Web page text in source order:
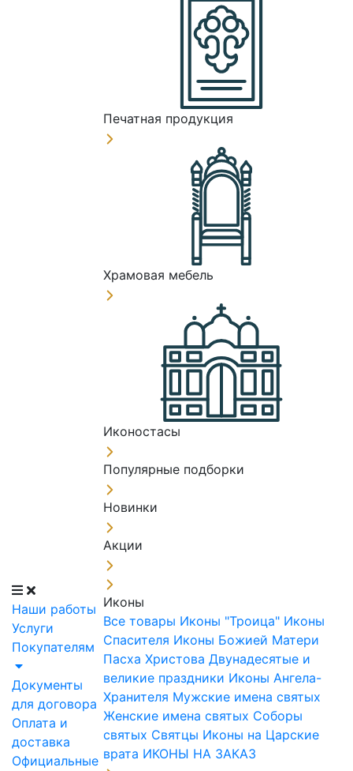
Наши работы
Услуги
Покупателям
Документы
для договора
Оплата и
доставка
Официальные
Печатная продукция
Храмовая мебель
Иконостасы
Популярные подборки
Новинки
Акции
Иконы
Все товары Иконы "Троица" Иконы
Спасителя Иконы Божией Матери
Пасха Христова Двунадесятые и
великие праздники Иконы Ангела-
Хранителя Мужские имена святых
Женские имена святых Соборы
святых Святцы Иконы на Царские
врата ИКОНЫ НА ЗАКАЗ